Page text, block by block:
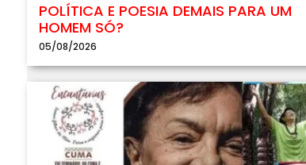
POLÍTICA E POESIA DEMAIS PARA UM
HOMEM SÓ?
05/08/2026